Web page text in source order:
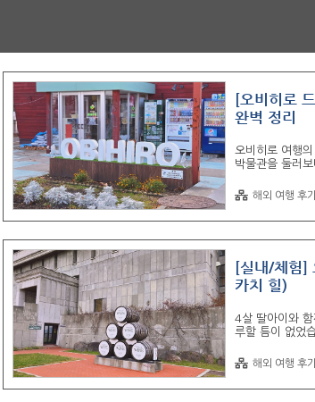
[오비히로
완벽 정리
오비히로 여행
박물관을 둘러
말 먹이주기 체
여, 공항 가는
🐎 경마박물관
다. 📌 ..
해외 여행 후
[실내/체험]
카치 힐)
4살 딸아이와
루할 틈이 없었
년산 와인부터
했습니다. 🍷
코스의 핵심입
해외 여행 후